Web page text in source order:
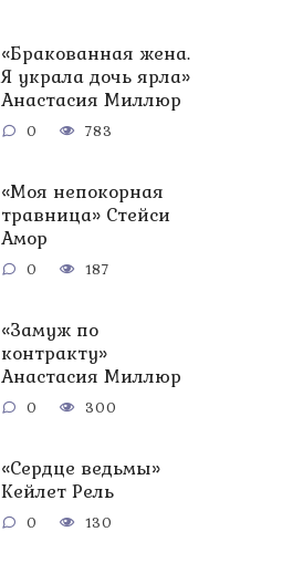
«Бракованная жена.
Я украла дочь ярла»
Анастасия Миллюр
0 783
«Моя непокорная
травница» Стейси
Амор
0 187
«Замуж по
контракту»
Анастасия Миллюр
0 300
«Сердце ведьмы»
Кейлет Рель
0 130